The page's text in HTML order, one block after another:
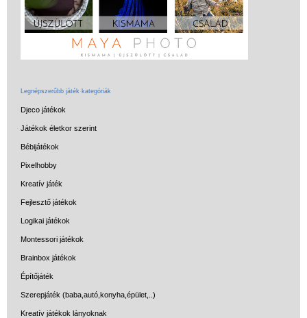
Legnépszerűbb játék kategóriák
Djeco játékok
Játékok életkor szerint
Bébijátékok
Pixelhobby
Kreatív játék
Fejlesztő játékok
Logikai játékok
Montessori játékok
Brainbox játékok
Építőjáték
Szerepjáték (baba,autó,konyha,épület,..)
Kreatív játékok lányoknak
Miért vásárolj nálunk?
Akiket támogatunk
Garancia